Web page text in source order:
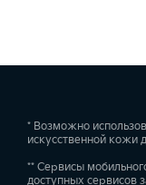
* Возможно
искусственной кожи
** Сервисы
доступных сервисов